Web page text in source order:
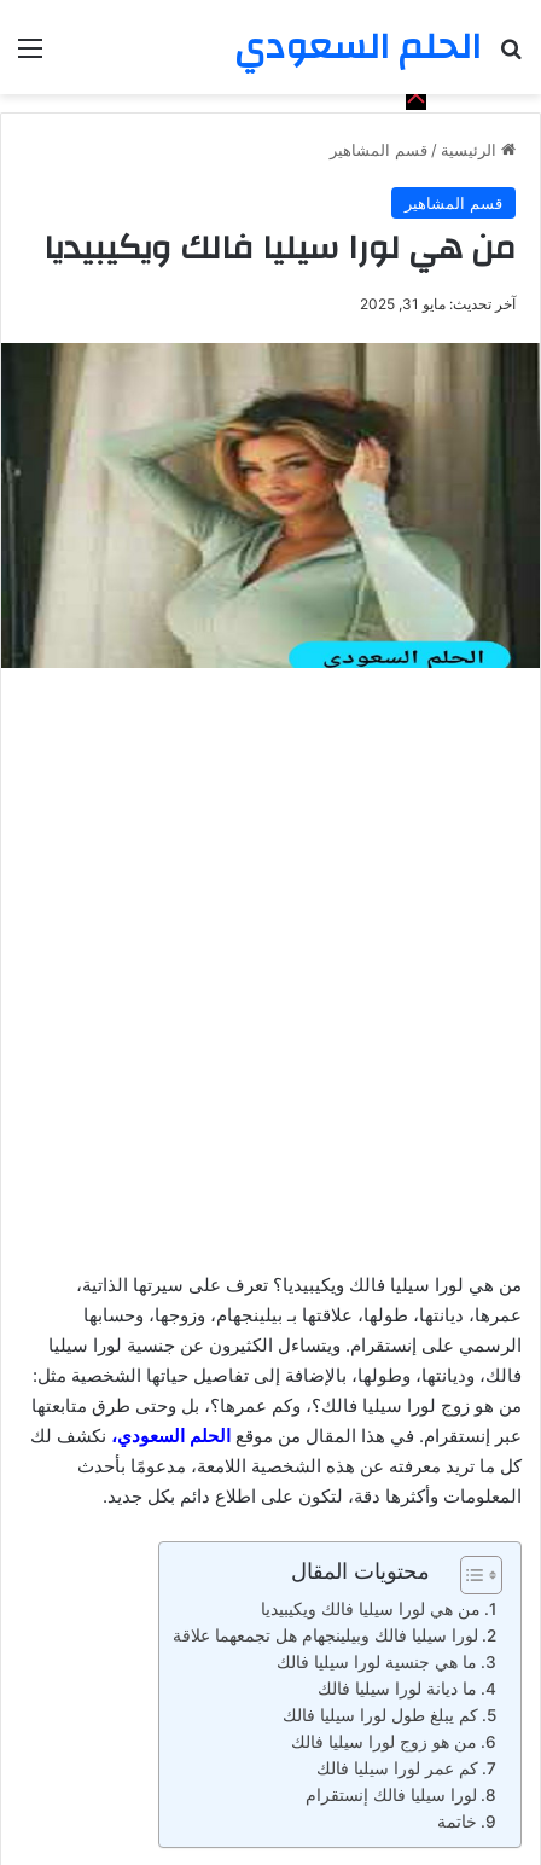
الحلم السعودي
بحث عن
الرئيسية / قسم المشاهير
قسم المشاهير
من هي لورا سيليا فالك ويكيبيديا
آخر تحديث: مايو 31, 2025
من هي لورا سيليا فالك ويكيبيديا؟ تعرف على سيرتها الذاتية،
عمرها، ديانتها، طولها، علاقتها بـ بيلينجهام، وزوجها، وحسابها
الرسمي على إنستقرام. ويتساءل الكثيرون عن جنسية لورا سيليا
فالك، وديانتها، وطولها، بالإضافة إلى تفاصيل حياتها الشخصية مثل:
من هو زوج لورا سيليا فالك؟، وكم عمرها؟، بل وحتى طرق متابعتها
عبر إنستقرام. في هذا المقال من موقع الحلم السعودي، نكشف لك
كل ما تريد معرفته عن هذه الشخصية اللامعة، مدعومًا بأحدث
المعلومات وأكثرها دقة، لتكون على اطلاع دائم بكل جديد.
محتويات المقال
من هي لورا سيليا فالك ويكيبيديا
لورا سيليا فالك وبيلينجهام هل تجمعهما علاقة
ما هي جنسية لورا سيليا فالك
ما ديانة لورا سيليا فالك
كم يبلغ طول لورا سيليا فالك
من هو زوج لورا سيليا فالك
كم عمر لورا سيليا فالك
لورا سيليا فالك إنستقرام
خاتمة